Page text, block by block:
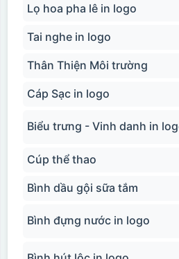
Lọ hoa pha lê in logo
Tai nghe in logo
Thân Thiện Môi trường
Cáp Sạc in logo
Biểu trưng - Vinh danh in
Cúp thể thao
Bình dầu gội sữa tắm
Bình đựng nước in logo